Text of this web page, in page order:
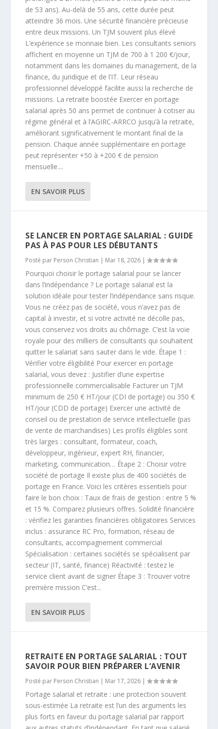
de 53 ans). Au-delà de 55 ans, cette durée peut
atteindre 36 mois. Une sécurité financière précieuse
entre deux missions. Un TJM souvent plus élevé
L’expérience se monnaie bien. Les consultants seniors
affichent en moyenne un TJM de 700 à 1 200 €/jour,
notamment dans les domaines du management, de la
finance, du juridique et de l’IT. Leur réseau
professionnel développé facilite aussi la recherche de
missions. La retraite boostée Exercer en portage
salarial après 50 ans permet de continuer à cotiser au
régime général et à l’AGIRC-ARRCO jusqu’à la retraite,
améliorant significativement le montant final de la
pension. Chaque année supplémentaire en portage
peut représenter +50 à +200 € de pension
mensuelle....
EN SAVOIR PLUS
SE LANCER EN PORTAGE SALARIAL : GUIDE
PAS À PAS POUR LES DÉBUTANTS
Posté par Person Christian | Mar 18, 2026 |
Pourquoi choisir le portage salarial pour se lancer
dans l’indépendance ? Le portage salarial est la
solution idéale pour tester l’indépendance sans risque.
Vous ne créez pas de société, vous n’avez pas de
capital à investir, et si votre activité ne décolle pas,
vous conservez vos droits au chômage. C’est la voie
royale pour des milliers de consultants qui souhaitent
quitter le salariat sans sauter dans le vide. Étape 1 :
Vérifier votre éligibilité Pour exercer en portage
salarial, vous devez : Justifier d’une expertise
professionnelle commercialisable Facturer un TJM
minimum de 250 € HT/jour (CDI de portage) ou 350 €
HT/jour (CDD de portage) Exercer une activité de
conseil ou de prestation de service intellectuelle (pas
de vente de marchandises) Les profils éligibles sont
très larges : consultant, formateur, coach,
développeur, ingénieur, expert RH, financier,
marketing, communication… Étape 2 : Choisir votre
société de portage Il existe plus de 400 sociétés de
portage en France. Voici les critères essentiels pour
faire le bon choix : Taux de frais de gestion : entre 5 %
et 15 %. Comparez plusieurs offres. Solidité financière
: vérifiez les garanties financières obligatoires Services
inclus : assurance RC Pro, formation, réseau de
consultants, accompagnement commercial
Spécialisation : certaines sociétés se spécialisent par
secteur (IT, santé, finance) Réactivité : testez le
service client avant de signer Étape 3 : Trouver votre
première mission C’est...
EN SAVOIR PLUS
RETRAITE EN PORTAGE SALARIAL : TOUT
SAVOIR POUR BIEN PRÉPARER L’AVENIR
Posté par Person Christian | Mar 17, 2026 |
Portage salarial et retraite : une protection souvent
sous-estimée La retraite est l’un des arguments les
plus forts en faveur du portage salarial par rapport